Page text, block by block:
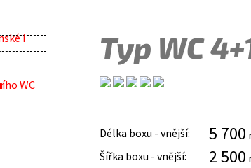
Typ WC
Délka boxu - vnější: 5 700
Šířka boxu - vnější:
2 500